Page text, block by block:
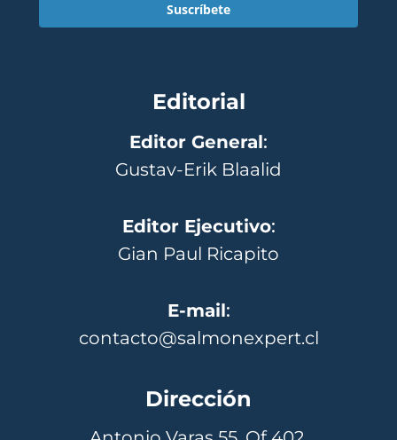
Suscríbete
Editorial
Editor General:
Gustav-Erik Blaalid
Editor Ejecutivo:
Gian Paul Ricapito
E-mail:
contacto@salmonexpert.cl
Dirección